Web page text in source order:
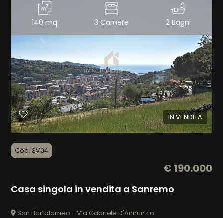
140 mq 3 Camere 2 Bagni
IN VENDITA
Cod. SV04
€ 190.000
Casa singola in vendita a Sanremo
San Bartolomeo - Via Gabriele D'Annunzio